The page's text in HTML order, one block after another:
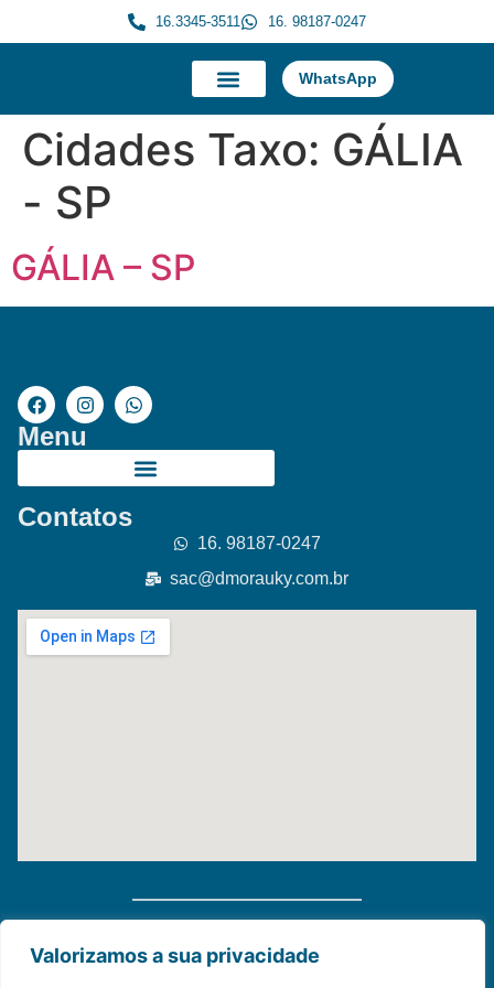
Valorizamos a sua privacidade
16.3345-3511 16. 98187-0247
WhatsApp
Cidades Taxo: GÁLIA
- SP
GÁLIA – SP
Menu
Contatos
16. 98187-0247
sac@dmorauky.com.br
Distribuidora Morauky 2025. Todos Os Direitos